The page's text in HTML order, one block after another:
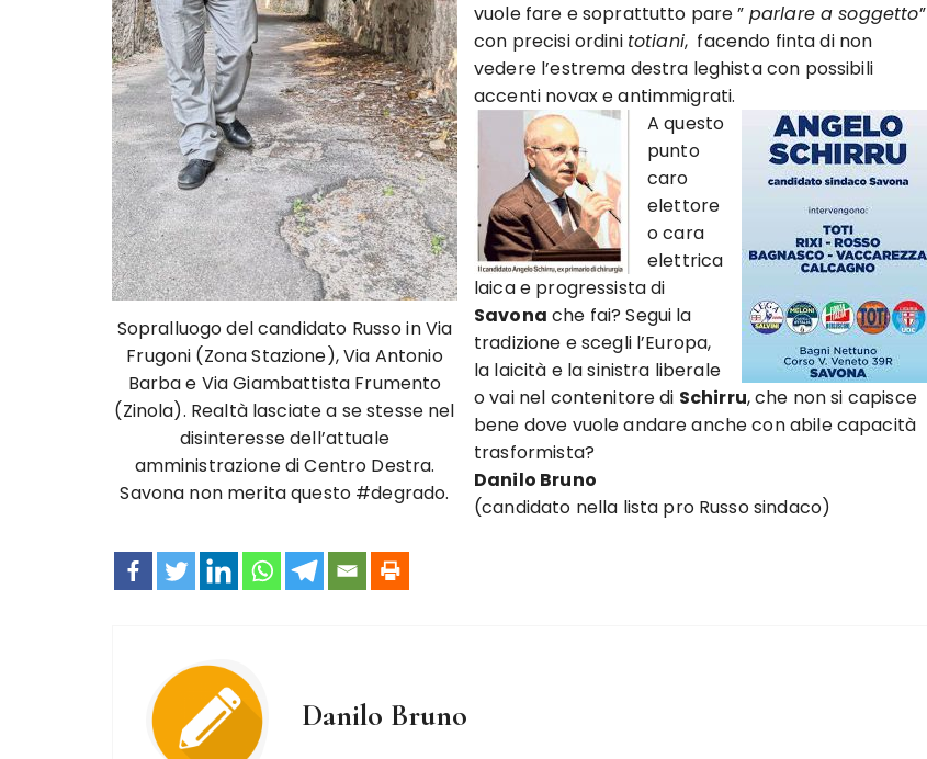
Sopralluogo del candidato Russo in Via
Frugoni (Zona Stazione), Via Antonio
Barba e Via Giambattista Frumento
(Zinola). Realtà lasciate a se stesse nel
disinteresse dell’attuale
amministrazione di Centro Destra.
Savona non merita questo #degrado.
vuole fare e soprattutto pare ” parlare a soggetto”
con precisi ordini totiani, facendo finta di non
vedere l’estrema destra leghista con possibili
accenti novax e antimmigrati.
A questo
punto
caro
elettore
o cara
elettrica
laica e progressista di
Savona che fai? Segui la
tradizione e scegli l’Europa,
la laicità e la sinistra liberale
o vai nel contenitore di Schirru, che non si capisce
bene dove vuole andare anche con abile capacità
trasformista?
Danilo Bruno
(candidato nella lista pro Russo sindaco)
Danilo Bruno